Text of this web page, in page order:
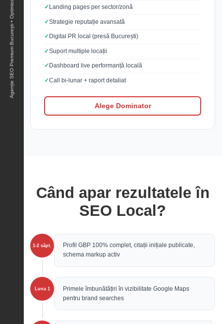
Landing pages per sector/zonă
Strategie reputație avansată
Digital PR local (presă București)
Suport multiple locații
Dashboard live performanță locală
Call bi-lunar + raport detaliat
Alege Dominator
Când apar rezultatele în
SEO Local?
1-2 săpt.
Profil GBP 100% complet, citații inițiale publicate,
schema markup activ
Luna 1
Primele îmbunătățiri în vizibilitate Google Maps
pentru brand searches